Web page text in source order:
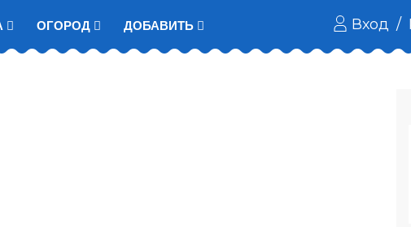
ОГОРОД ДОБАВИТЬ Вход /